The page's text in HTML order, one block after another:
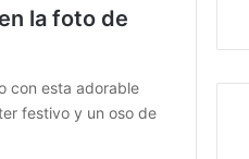
la foto de
con esta adorable
festivo y un oso de